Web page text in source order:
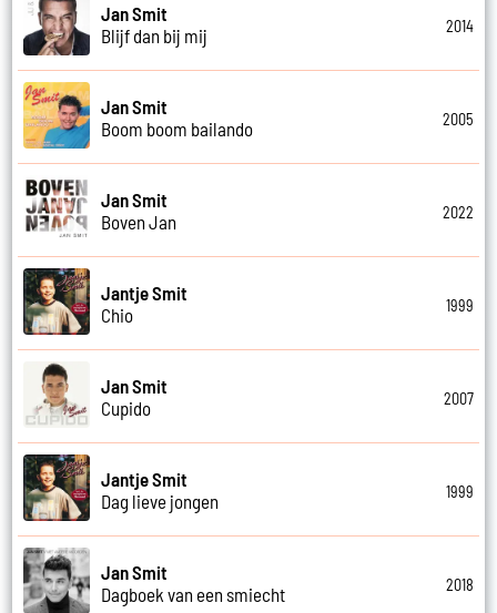
Jan Smit
Blijf dan bij mij
2014
Jan Smit
Boom boom bailando
2005
Jan Smit
Boven Jan
2022
Jantje Smit
Chio
1999
Jan Smit
Cupido
2007
Jantje Smit
Dag lieve jongen
1999
Jan Smit
Dagboek van een smiecht
2018